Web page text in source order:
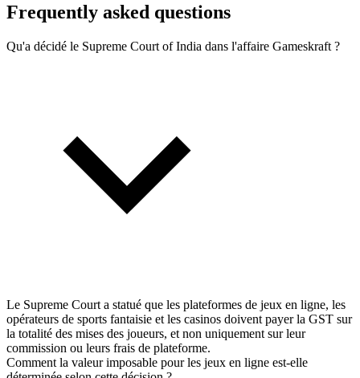
Frequently asked questions
Qu'a décidé le Supreme Court of India dans l'affaire Gameskraft ?
Le Supreme Court a statué que les plateformes de jeux en ligne, les
opérateurs de sports fantaisie et les casinos doivent payer la GST sur
la totalité des mises des joueurs, et non uniquement sur leur
commission ou leurs frais de plateforme.
Comment la valeur imposable pour les jeux en ligne est-elle